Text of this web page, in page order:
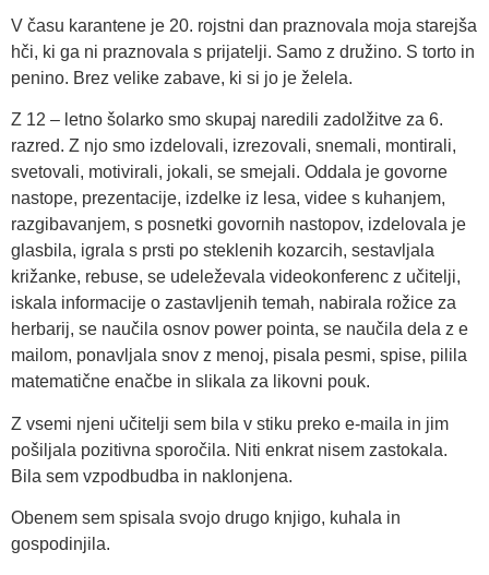
V času karantene je 20. rojstni dan praznovala moja starejša
hči, ki ga ni praznovala s prijatelji. Samo z družino. S torto in
penino. Brez velike zabave, ki si jo je želela.
Z 12 – letno šolarko smo skupaj naredili zadolžitve za 6.
razred. Z njo smo izdelovali, izrezovali, snemali, montirali,
svetovali, motivirali, jokali, se smejali. Oddala je govorne
nastope, prezentacije, izdelke iz lesa, videe s kuhanjem,
razgibavanjem, s posnetki govornih nastopov, izdelovala je
glasbila, igrala s prsti po steklenih kozarcih, sestavljala
križanke, rebuse, se udeleževala videokonferenc z učitelji,
iskala informacije o zastavljenih temah, nabirala rožice za
herbarij, se naučila osnov power pointa, se naučila dela z e
mailom, ponavljala snov z menoj, pisala pesmi, spise, pilila
matematične enačbe in slikala za likovni pouk.
Z vsemi njeni učitelji sem bila v stiku preko e-maila in jim
pošiljala pozitivna sporočila. Niti enkrat nisem zastokala.
Bila sem vzpodbudba in naklonjena.
Obenem sem spisala svojo drugo knjigo, kuhala in
gospodinjila.